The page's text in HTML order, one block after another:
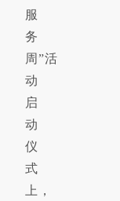
服
务
周”活
动
启
动
仪
式
上，